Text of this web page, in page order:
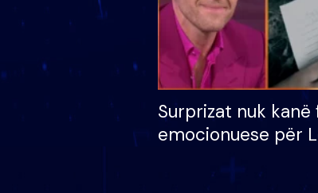
Surprizat nuk
emocionuese për